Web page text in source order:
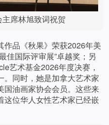
席林旭致词祝贺
作品《秋果》荣获2026年美
佳国际评审展”卓越奖；另
艺术基金2026年度决赛，
。同时，她是加拿大艺术家
国油画家协会会员。这些来
这位华人女性艺术家已经嵌